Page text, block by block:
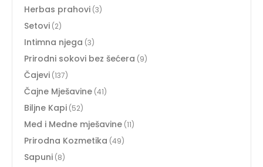
Herbas prahovi (3)
Setovi (2)
Intimna njega (3)
Prirodni sokovi bez šećera (9)
Čajevi (137)
Čajne Mješavine (41)
Biljne Kapi (52)
Med i Medne mješavine (11)
Prirodna Kozmetika (49)
Sapuni (8)